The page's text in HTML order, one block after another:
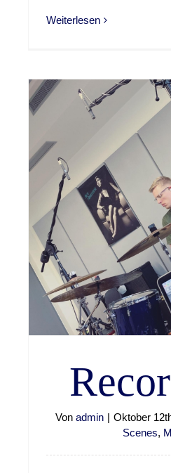
Weiterlesen
Von admin | Oktober
Scenes,